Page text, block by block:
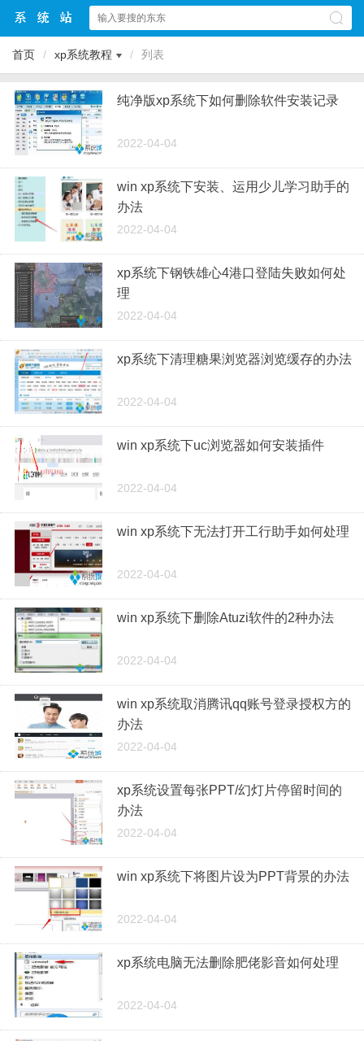
首页 / xp系统教程 / 列表
纯净版xp系统下如何删除软件安装记录
2022-04-04
win xp系统下安装、运用少儿学习助手的
办法
2022-04-04
xp系统下钢铁雄心4港口登陆失败如何处
理
2022-04-04
xp系统下清理糖果浏览器浏览缓存的办法
2022-04-04
win xp系统下uc浏览器如何安装插件
2022-04-04
win xp系统下无法打开工行助手如何处理
2022-04-04
win xp系统下删除Atuzi软件的2种办法
2022-04-04
win xp系统取消腾讯qq账号登录授权方的
办法
2022-04-04
xp系统设置每张PPT/幻灯片停留时间的
办法
2022-04-04
win xp系统下将图片设为PPT背景的办法
2022-04-04
xp系统电脑无法删除肥佬影音如何处理
2022-04-04